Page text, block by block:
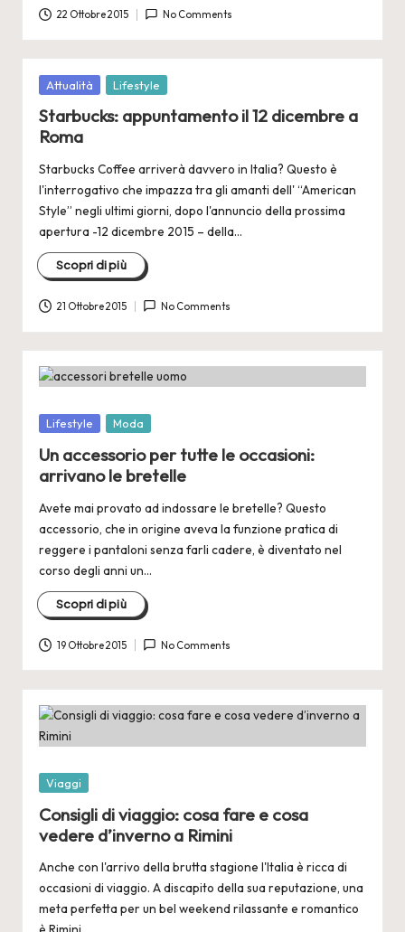
22 Ottobre 2015 No Comments
Posted
Attualità Lifestyle
Starbucks: appuntamento il 12 dicembre a
Roma
Starbucks Coffee arriverà davvero in Italia? Questo è
l'interrogativo che impazza tra gli amanti dell' “American
Style” negli ultimi giorni, dopo l'annuncio della prossima
apertura -12 dicembre 2015 – della…
Scopri di più
21 Ottobre 2015 No Comments
Posted
Lifestyle Moda
Un accessorio per tutte le occasioni:
arrivano le bretelle
Avete mai provato ad indossare le bretelle? Questo
accessorio, che in origine aveva la funzione pratica di
reggere i pantaloni senza farli cadere, è diventato nel
corso degli anni un…
Scopri di più
19 Ottobre 2015 No Comments
Posted
Viaggi
Consigli di viaggio: cosa fare e cosa
vedere d’inverno a Rimini
Anche con l'arrivo della brutta stagione l'Italia è ricca di
occasioni di viaggio. A discapito della sua reputazione, una
meta perfetta per un bel weekend rilassante e romantico